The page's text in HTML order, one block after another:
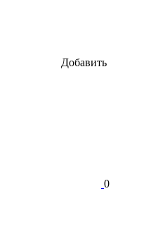
Добавить
0